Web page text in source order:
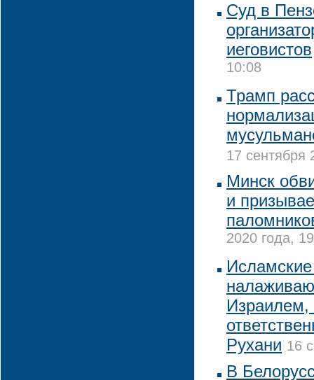
Суд в
иеговистов
10:08
Трамп
17 сентября
Минск
и
2020 года,
Израилем,
Рухани 16
В